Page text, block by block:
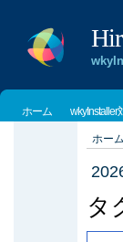
ホーム
ホーム
タ